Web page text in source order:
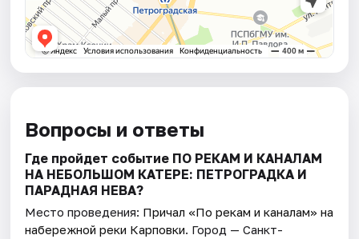
Вопросы и ответы
Где пройдет событие ПО РЕКАМ И КАНАЛАМ
НА НЕБОЛЬШОМ КАТЕРЕ: ПЕТРОГРАДКА И
ПАРАДНАЯ НЕВА?
Место проведения: Причал «По рекам и каналам» на
набережной реки Карповки. Город — Санкт-